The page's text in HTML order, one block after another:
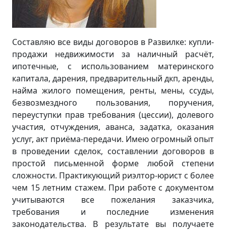
Составляю все виды договоров в Развилке: купли-
продажи недвижимости за наличный расчёт,
ипотечные, с использованием материнского
капитала, дарения, предварительный дкп, аренды,
найма жилого помещения, ренты, мены, ссуды,
безвозмездного пользования, поручения,
переуступки прав требования (цессии), долевого
участия, отчуждения, аванса, задатка, оказания
услуг, акт приёма-передачи. Имею огромный опыт
в проведении сделок, составлении договоров в
простой письменной форме любой степени
сложности. Практикующий риэлтор-юрист с более
чем 15 летним стажем. При работе с документом
учитываются все пожелания заказчика,
требования и последние изменения
законодательства. В результате вы получаете